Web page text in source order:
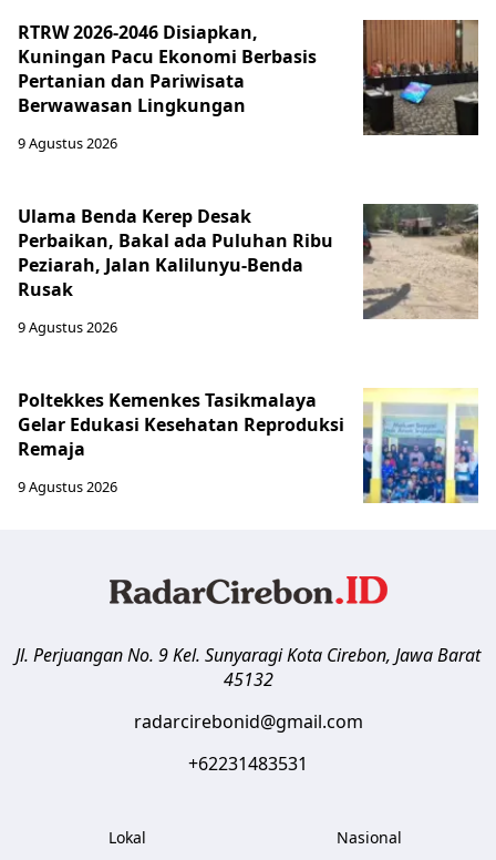
RTRW 2026-2046 Disiapkan,
Kuningan Pacu Ekonomi Berbasis
Pertanian dan Pariwisata
Berwawasan Lingkungan
9 Agustus 2026
Ulama Benda Kerep Desak
Perbaikan, Bakal ada Puluhan Ribu
Peziarah, Jalan Kalilunyu-Benda
Rusak
9 Agustus 2026
Poltekkes Kemenkes Tasikmalaya
Gelar Edukasi Kesehatan Reproduksi
Remaja
9 Agustus 2026
Jl. Perjuangan No. 9 Kel. SunyaragiKota Cirebon, Jawa Barat
45132
radarcirebonid@gmail.com
+62231483531
Lokal Nasional